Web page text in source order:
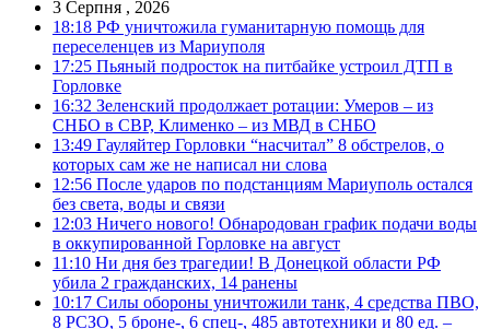
3 Серпня , 2026
18:18 РФ уничтожила гуманитарную помощь для
переселенцев из Мариуполя
17:25 Пьяный подросток на питбайке устроил ДТП в
Горловке
16:32 Зеленский продолжает ротации: Умеров – из
СНБО в СВР, Клименко – из МВД в СНБО
13:49 Гауляйтер Горловки “насчитал” 8 обстрелов, о
которых сам же не написал ни слова
12:56 После ударов по подстанциям Мариуполь остался
без света, воды и связи
12:03 Ничего нового! Обнародован график подачи воды
в оккупированной Горловке на август
11:10 Ни дня без трагедии! В Донецкой области РФ
убила 2 гражданских, 14 ранены
10:17 Силы обороны уничтожили танк, 4 средства ПВО,
8 РСЗО, 5 броне-, 6 спец-, 485 автотехники и 80 ед. –